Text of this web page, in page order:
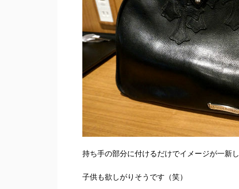
持ち手の部分に付けるだけでイメージが一新し
子供も欲しがりそうです（笑）